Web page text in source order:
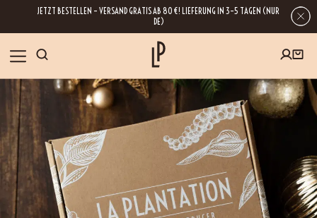
JETZT BESTELLEN – VERSAND GRATIS AB 80 €! LIEFERUNG IN 3–5 TAGEN (NUR
DE)
SHOP
GESCHENKE
BLOG
Wenn Sie Ihre E-Mail-Adresse hinterlassen, erhalten Sie Zugang zu unseren
Newslettern, die reich an Tipps, Inspirationen und Informationen über unsere
neuesten Entwicklungen sind. Selbstverständlich ist eine Abmeldung
jederzeit möglich.